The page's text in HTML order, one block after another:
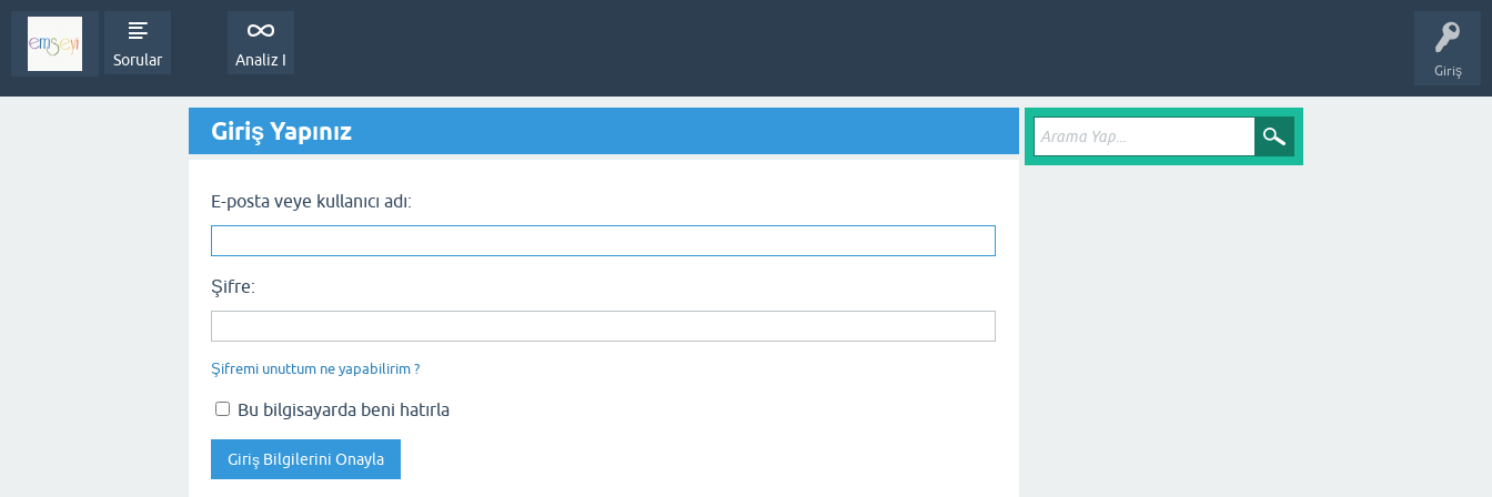
Giriş
Sorular Analiz I
Giriş Yapınız
E-posta veye kullanıcı adı:
Şifre:
Şifremi unuttum ne yapabilirim ?
Bu bilgisayarda beni hatırla